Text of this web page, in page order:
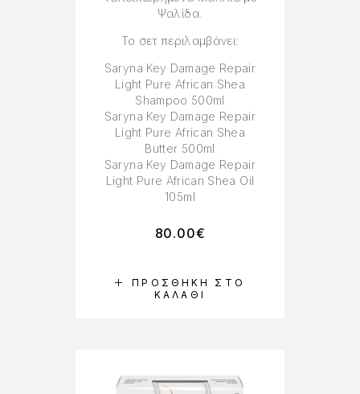
ΠΡΟΣΘΉΚΗ ΣΤΟ
ΚΑΛΆΘΙ
Ψαλίδα.
Το σετ περιλαμβάνει:
Saryna Key Damage Repair
Light Pure African Shea
Shampoo 500ml
Saryna Key Damage Repair
Light Pure African Shea
Butter 500ml
Saryna Key Damage Repair
Light Pure African Shea Oil
105ml
80.00€